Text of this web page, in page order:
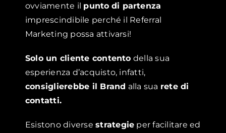
ovviamente il punto di partenza
imprescindibile perché il Referral
Marketing possa attivarsi!
Solo un cliente contento della sua
esperienza d’acquisto, infatti,
consiglierebbe il Brand alla sua rete di
contatti.
Esistono diversestrategie per facilitare ed